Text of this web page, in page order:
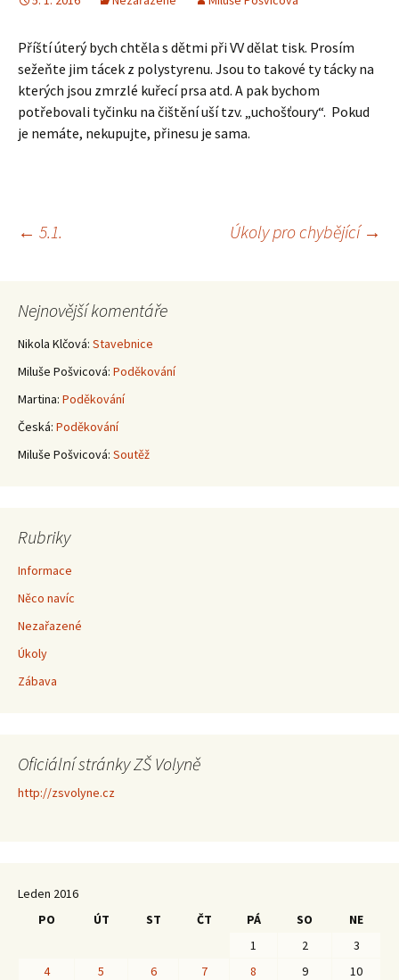
Příští úterý bych chtěla s dětmi při VV dělat tisk. Prosím
sežeňte jim tácek z polystyrenu. Jsou to takové ty tácky na
kterých jsou zmrzlé kuřecí prsa atd. A pak bychom
potřebovali tyčinku na čištění uší tzv. „uchošťoury“. Pokud
je nemáte, nekupujte, přinesu je sama.
Navigace
pro
příspěvky
← 5.1. Úkoly pro chybějící →
Nejnovější komentáře
Nikola Klčová: Stavebnice
Miluše Pošvicová: Poděkování
Martina: Poděkování
Česká: Poděkování
Miluše Pošvicová: Soutěž
Rubriky
Informace
Něco navíc
Nezařazené
Úkoly
Zábava
Oficiální stránky ZŠ Volyně
http://zsvolyne.cz
Leden 2016
PO
ÚT ST ČT PÁ SO
NE
1
2
3
4
5 6 7 8 9
10